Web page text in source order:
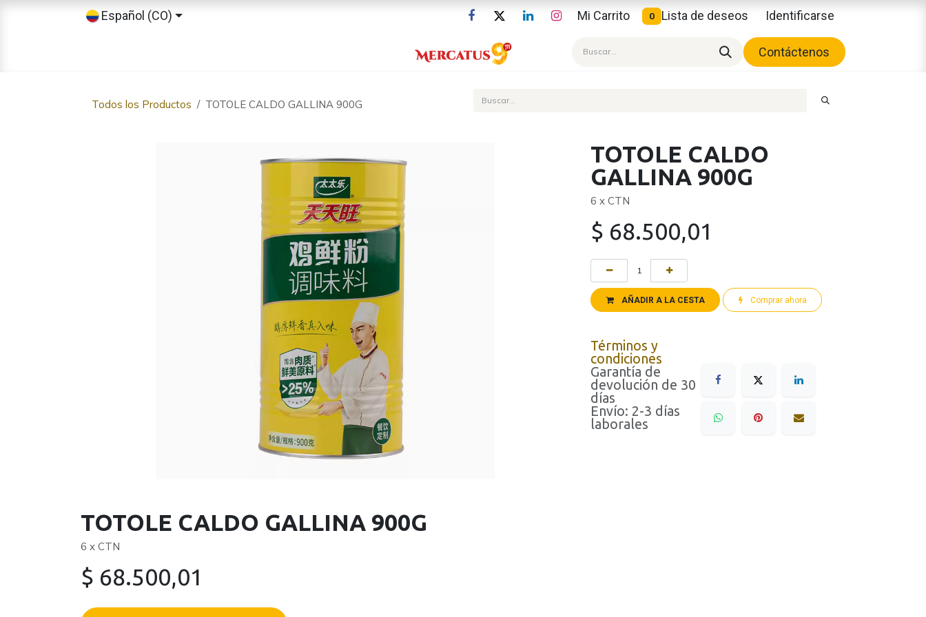
Español (CO) Mi Carrito 0 Lista de deseos Identificarse
Contáctenos
Todos los Productos TOTOLE CALDO GALLINA 900G
TOTOLE CALDO
GALLINA 900G
6 x CTN
$ 68.500,01
AÑADIR A LA CESTA Comprar ahora
Términos y
condiciones
Garantía de
devolución de 30
días
Envío: 2-3 días
laborales
TOTOLE CALDO GALLINA 900G
6 x CTN
$ 68.500,01